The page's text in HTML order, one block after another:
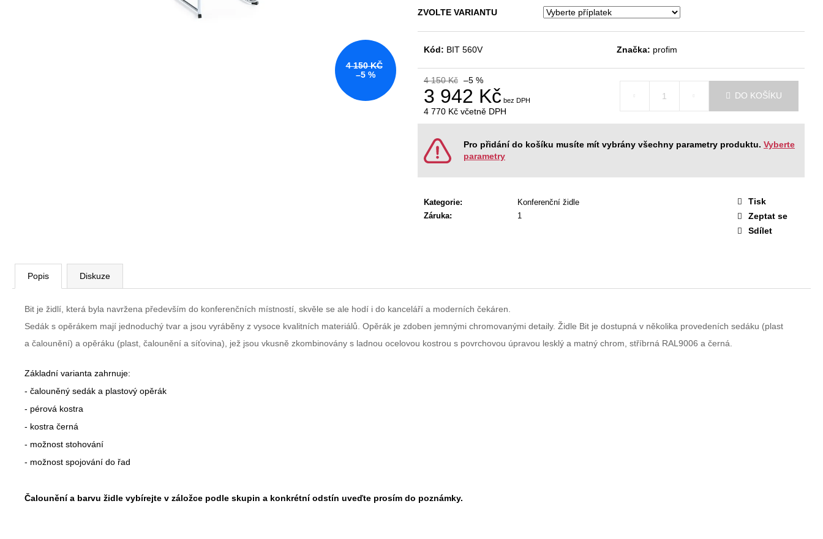
ZVOLTE VARIANTU
Kód: BIT 560V Značka: profim
4 150 Kč –5 %
3 942 Kč
4 770 Kč včetně DPH
Měrná
DO KOŠÍKU
Pro přidání do košíku musíte mít vybrány všechny parametry produktu. Vyberte
parametry
Kategorie:
Konferenční židle
Záruka: 1
Tisk
Zeptat se
Sdílet
4 150 KČ
–5 %
Popis Diskuze
Bit je židlí, která byla navržena především do konferenčních místností, skvěle se ale hodí i do kanceláří a moderních čekáren.
Sedák s opěrákem mají jednoduchý tvar a jsou vyráběny z vysoce kvalitních materiálů. Opěrák je zdoben jemnými chromovanými detaily. Židle Bit je dostupná v několika provedeních sedáku (plast
a čalounění) a opěráku (plast, čalounění a síťovina), jež jsou vkusně zkombinovány s ladnou ocelovou kostrou s povrchovou úpravou lesklý a matný chrom, stříbrná RAL9006 a černá.
Základní varianta zahrnuje:
- čalouněný sedák a plastový opěrák
- pérová kostra
- kostra černá
- možnost stohování
- možnost spojování do řad
Čalounění a barvu židle vybírejte v záložce podle skupin a konkrétní odstín uveďte prosím do poznámky.
VÝŠKOVĚ STAVITELNÝ STŮL ALFA
UP, 160 X 80 CM, VÝŠKA 63 - 129 CM
Původně: 28 008 Kč